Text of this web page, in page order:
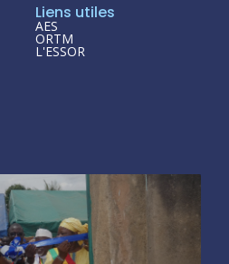
Liens utiles
AES
ORTM
L'ESSOR